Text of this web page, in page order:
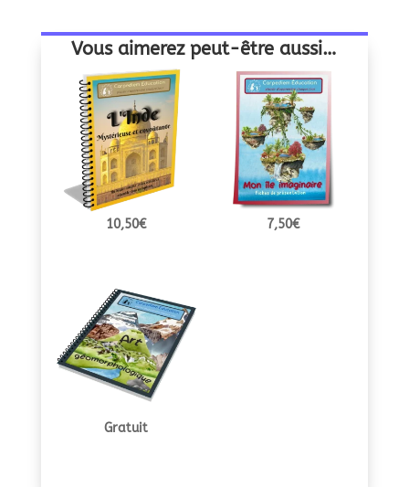
Vous aimerez peut-être aussi…
10,50€ 7,50€
Gratuit